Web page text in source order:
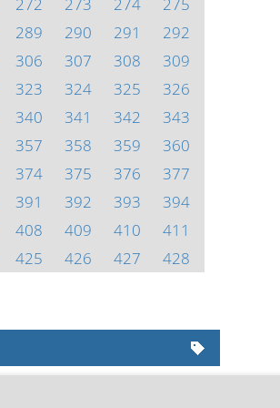
289 290 291
292
306 307 308
309
323 324 325
326
340 341 342
343
357 358 359
360
374 375 376
377
391 392 393
394
408 409 410
411
425 426 427
428